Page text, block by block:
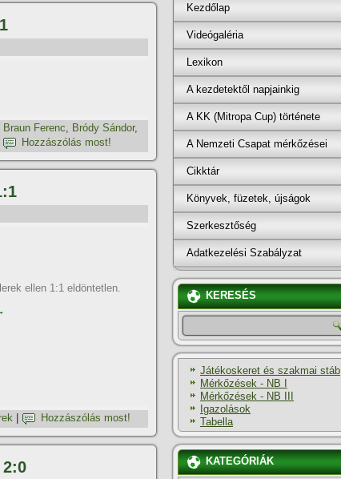
Braun Ferenc, Bródy Sándor,
Hozzászólás most!
ellen 1:1 eldöntetlen.
Hozzászólás most!
Kezdőlap
Videógaléria
Lexikon
A kezdetektől napjainkig
A KK (Mitropa Cup) története
A Nemzeti Csapat mérkőzései
Cikktár
Könyvek, füzetek, újságok
Szerkesztőség
Adatkezelési Szabályzat
KERESÉS
Játékoskeret és szakmai stáb
Mérkőzések - NB I
Mérkőzések - NB III
Igazolások
Tabella
KATEGÓRIÁK